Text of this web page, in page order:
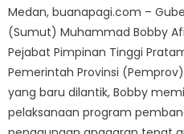
Medan, buanapagi.com –
(Sumut) Muhammad Bobby
Pejabat Pimpinan Tinggi
Pemerintah Provinsi
yang baru dilantik, Bobby
pelaksanaan program